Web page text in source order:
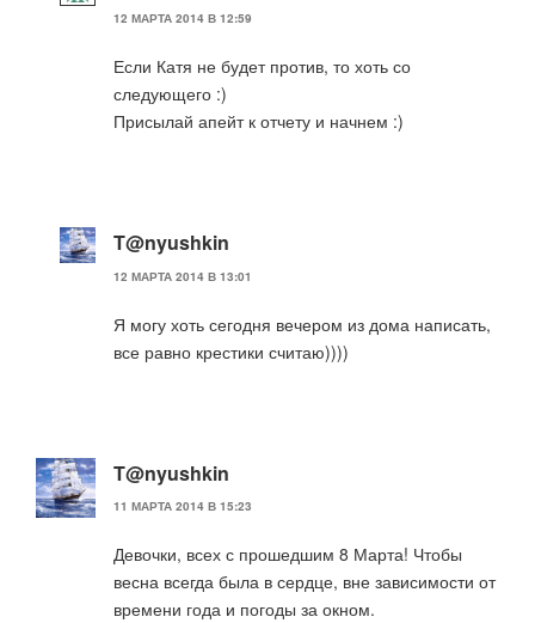
12 МАРТА 2014 В 12:59
Если Катя не будет против, то хоть со
следующего :)
Присылай апейт к отчету и начнем :)
T@nyushkin
12 МАРТА 2014 В 13:01
Я могу хоть сегодня вечером из дома написать,
все равно крестики считаю))))
T@nyushkin
11 МАРТА 2014 В 15:23
Девочки, всех с прошедшим 8 Марта! Чтобы
весна всегда была в сердце, вне зависимости от
времени года и погоды за окном.